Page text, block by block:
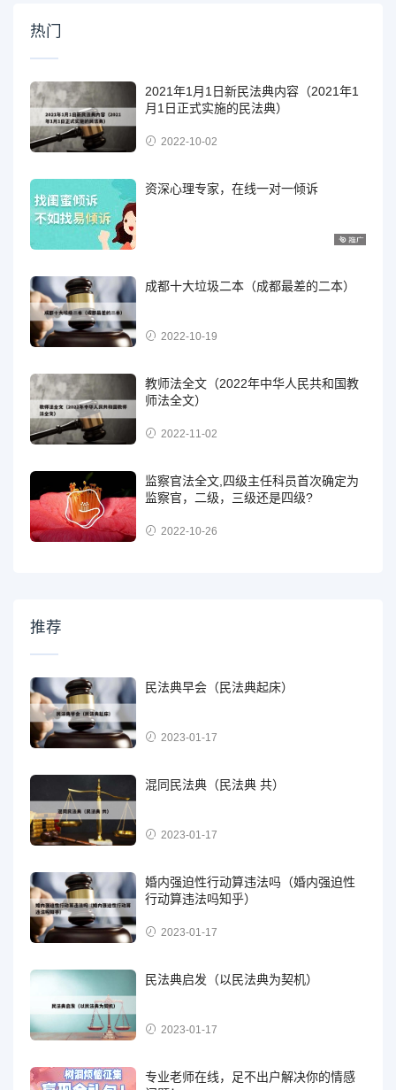
热门
2021年1月1日新民法典内容（2021年1
月1日正式实施的民法典）
2022-10-02
资深心理专家，在线一对一倾诉
成都十大垃圾二本（成都最差的二本）
2022-10-19
教师法全文（2022年中华人民共和国教
师法全文）
2022-11-02
监察官法全文,四级主任科员首次确定为
监察官，二级，三级还是四级?
2022-10-26
推荐
民法典早会（民法典起床）
2023-01-17
混同民法典（民法典 共）
2023-01-17
婚内强迫性行动算违法吗（婚内强迫性
行动算违法吗知乎）
2023-01-17
民法典启发（以民法典为契机）
2023-01-17
专业老师在线，足不出户解决你的情感